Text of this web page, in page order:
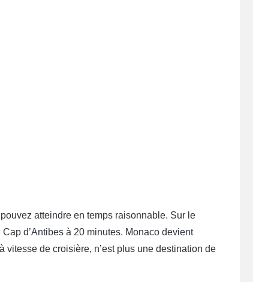
atteindre en temps raisonnable. Sur le
d’Antibes à 20 minutes. Monaco devient
de croisière, n’est plus une destination de